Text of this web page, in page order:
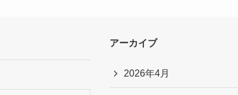
アーカイブ
2026年4月